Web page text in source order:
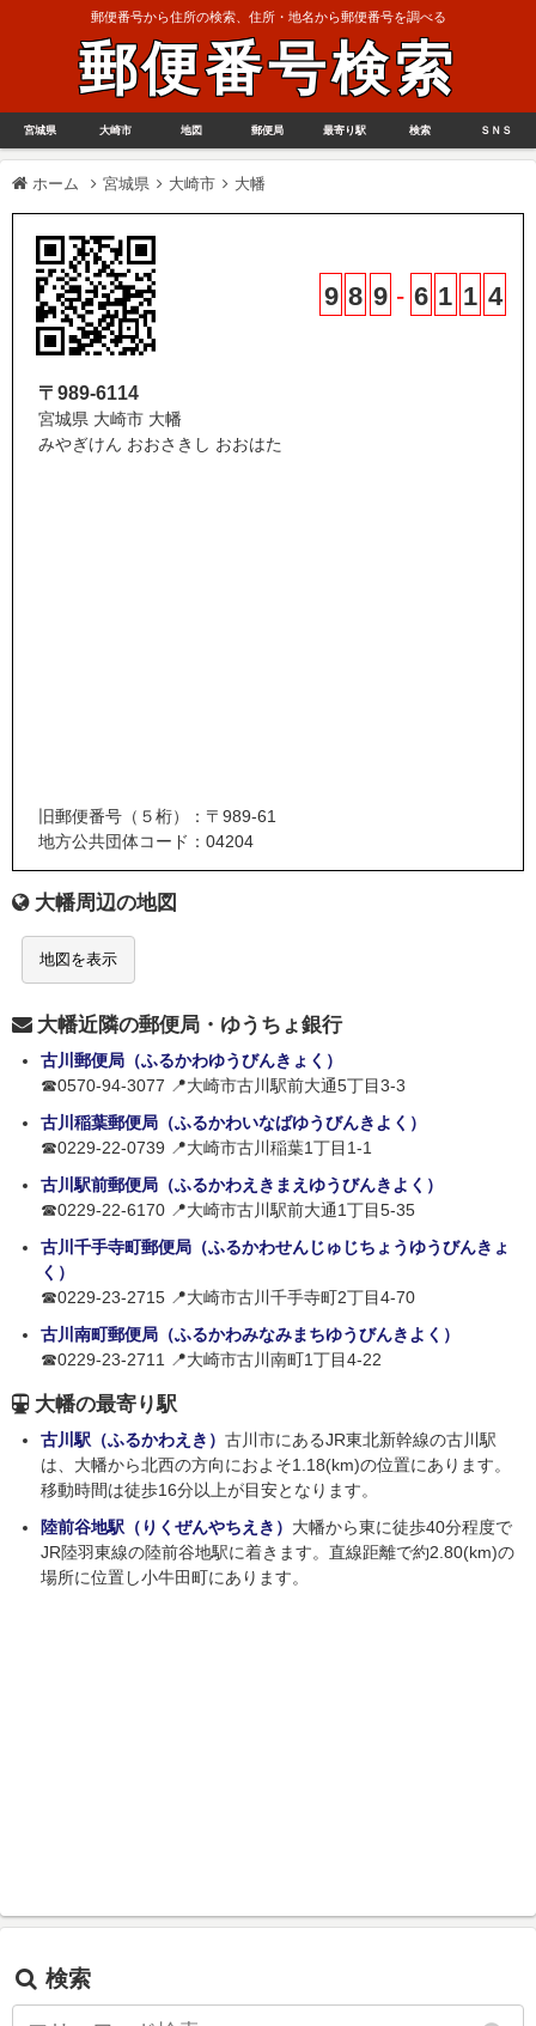
郵便番号から住所の検索、住所・地名から郵便番号を調べる
郵便番号検索
宮城県 大崎市 地図 郵便局 最寄り駅 検索 ＳＮＳ
ホーム 宮城県 大崎市 大幡
9 8 9 - 6 1 1 4
〒989-6114
宮城県 大崎市 大幡
みやぎけん おおさきし おおはた
旧郵便番号（５桁）：〒989-61
地方公共団体コード：04204
大幡周辺の地図
地図を表示
大幡近隣の郵便局・ゆうちょ銀行
古川郵便局（ふるかわゆうびんきょく）
☎0570-94-3077 📍大崎市古川駅前大通5丁目3-3
古川稲葉郵便局（ふるかわいなばゆうびんきよく）
☎0229-22-0739 📍大崎市古川稲葉1丁目1-1
古川駅前郵便局（ふるかわえきまえゆうびんきよく）
☎0229-22-6170 📍大崎市古川駅前大通1丁目5-35
古川千手寺町郵便局（ふるかわせんじゅじちょうゆうびんきょ
く）
☎0229-23-2715 📍大崎市古川千手寺町2丁目4-70
古川南町郵便局（ふるかわみなみまちゆうびんきよく）
☎0229-23-2711 📍大崎市古川南町1丁目4-22
大幡の最寄り駅
古川駅（ふるかわえき） 古川市にあるJR東北新幹線の古川駅
は、大幡から北西の方向におよそ1.18(km)の位置にあります。
移動時間は徒歩16分以上が目安となります。
陸前谷地駅（りくぜんやちえき） 大幡から東に徒歩40分程度で
JR陸羽東線の陸前谷地駅に着きます。直線距離で約2.80(km)の
場所に位置し小牛田町にあります。
検索